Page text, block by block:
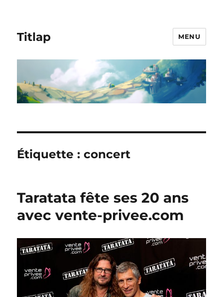
Titlap MENU
Étiquette :concert
Taratata fête ses 20 ans
avec vente-privee.com